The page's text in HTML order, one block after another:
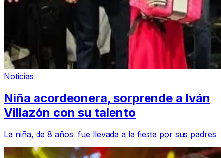
Noticias
Niña acordeonera, sorprende a Iván
Villazón con su talento
La niña, de 8 años, fue llevada a la fiesta por sus padres